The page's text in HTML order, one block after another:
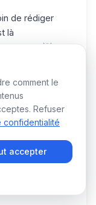
de rédiger
là
Waalaxy. 💡
infos :
ajoutée).☀️
prêt à être
comment le
Refuser
confidentialité
accepter